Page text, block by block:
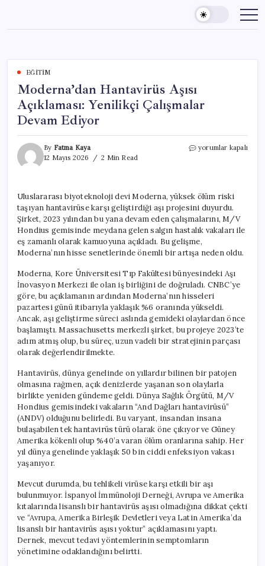
content
EĞITIM
Moderna’dan Hantavirüs Aşısı
Açıklaması: Yenilikçi Çalışmalar
Devam Ediyor
By Fatma Kaya
12 Mayıs 2026
2 Min Read
Moderna’dan
Çalışmalar
Devam
Ediyor
için
yorumlar kapalı
Uluslararası biyoteknoloji devi Moderna, yüksek ölüm riski
taşıyan hantavirüse karşı geliştirdiği aşı projesini duyurdu.
Şirket, 2023 yılından bu yana devam eden çalışmalarını, M/V
Hondius gemisinde meydana gelen salgın hastalık vakaları ile
eş zamanlı olarak kamuoyuna açıkladı. Bu gelişme,
Moderna’nın hisse senetlerinde önemli bir artışa neden oldu.
Moderna, Kore Üniversitesi Tıp Fakültesi bünyesindeki Aşı
İnovasyon Merkezi ile olan iş birliğini de doğruladı. CNBC’ye
göre, bu açıklamanın ardından Moderna’nın hisseleri
pazartesi günü itibarıyla yaklaşık %6 oranında yükseldi.
Ancak, aşı geliştirme süreci aslında gemideki olaylardan önce
başlamıştı. Massachusetts merkezli şirket, bu projeye 2023’te
adım atmış olup, bu süreç, uzun vadeli bir stratejinin parçası
olarak değerlendirilmekte.
Hantavirüs, dünya genelinde on yıllardır bilinen bir patojen
olmasına rağmen, açık denizlerde yaşanan son olaylarla
birlikte yeniden gündeme geldi. Dünya Sağlık Örgütü, M/V
Hondius gemisindeki vakaların “And Dağları hantavirüsü”
(ANDV) olduğunu belirledi. Bu varyant, insandan insana
bulaşabilen tek hantavirüs türü olarak öne çıkıyor ve Güney
Amerika kökenli olup %40’a varan ölüm oranlarına sahip. Her
yıl dünya genelinde yaklaşık 50 bin ciddi enfeksiyon vakası
yaşanıyor.
Mevcut durumda, bu tehlikeli virüse karşı etkili bir aşı
bulunmuyor. İspanyol İmmünoloji Derneği, Avrupa ve Amerika
kıtalarında lisanslı bir hantavirüs aşısı olmadığına dikkat çekti
ve “Avrupa, Amerika Birleşik Devletleri veya Latin Amerika’da
lisanslı bir hantavirüs aşısı yoktur” açıklamasını yaptı.
Dernek, mevcut tedavi yöntemlerinin semptomların
yönetimine odaklandığını belirtti.